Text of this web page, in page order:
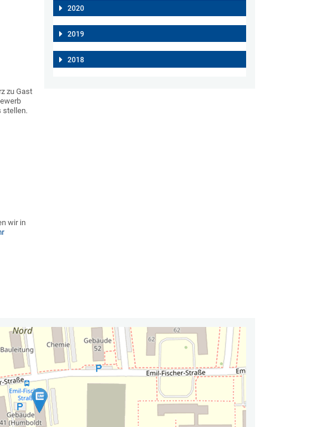
zu Gast
stellen.
wir in
2020
2019
2018